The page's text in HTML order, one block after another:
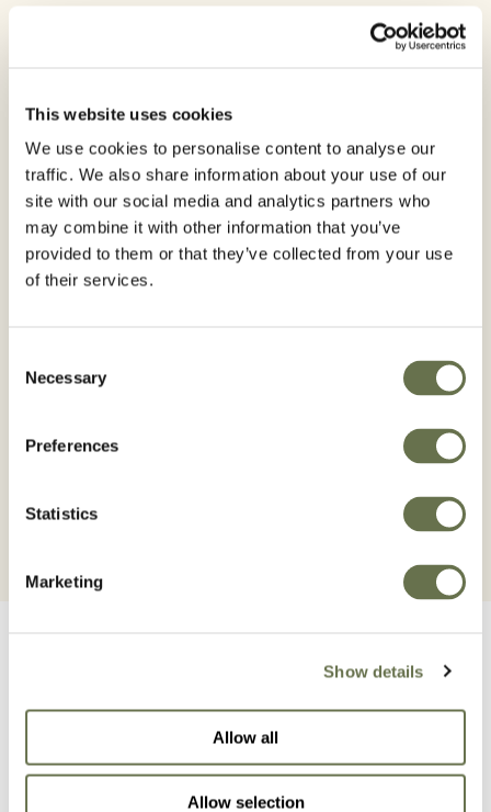
This website uses cookies
We use cookies to personalise content to analyse our
traffic. We also share information about your use of our
site with our social media and analytics partners who
may combine it with other information that you’ve
provided to them or that they’ve collected from your use
of their services.
Selection
Necessary
Preferences
Statistics
Marketing
Show details
Allow all
Allow selection
vid
Principio activo:
Hexitiazox
recomendaciones recogidas en la etiqueta. Para
tener la información más precisa y actualizada,
Registro de Productos Fitosanitarios del MAPA.
Productos relacionados